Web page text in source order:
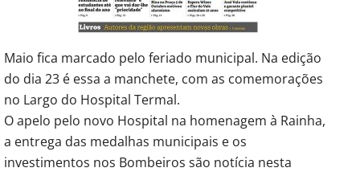
Maio fica marcado pelo feriado municipal. Na edição
do dia 23 é essa a manchete, com as comemorações
no Largo do Hospital Termal.
O apelo pelo novo Hospital na homenagem à Rainha,
a entrega das medalhas municipais e os
investimentos nos Bombeiros são notícia nesta